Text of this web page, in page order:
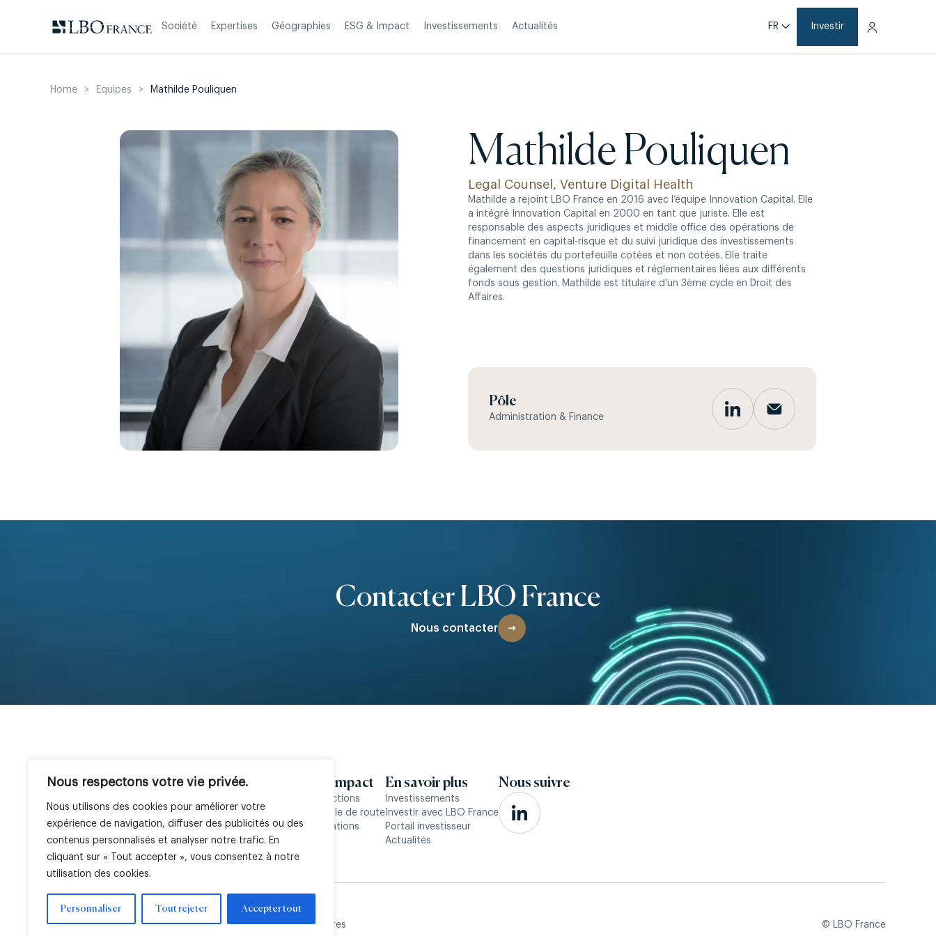
Nous respectons votre vie privée.
Nous utilisons des cookies pour améliorer votre
expérience de navigation, diffuser des publicités ou des
contenus personnalisés et analyser notre trafic. En
cliquant sur « Tout accepter », vous consentez à notre
utilisation des cookies.
Personnaliser Tout rejeter Accepter tout
Société Expertises Géographies ESG & Impact Investissements Actualités FR Investir
Home > Equipes > Mathilde Pouliquen
Mathilde Pouliquen
Legal Counsel, Venture Digital Health
Mathilde a rejoint LBO France en 2016 avec l’équipe Innovation Capital. Elle
a intégré Innovation Capital en 2000 en tant que juriste. Elle est
responsable des aspects juridiques et middle office des opérations de
financement en capital-risque et du suivi juridique des investissements
dans les sociétés du portefeuille cotées et non cotées. Elle traite
également des questions juridiques et réglementaires liées aux différents
fonds sous gestion. Mathilde est titulaire d’un 3ème cycle en Droit des
Affaires.
Pôle
Administration & Finance
Contacter LBO France
Nous contacter
Société
Équipe
Expertises
Venture
Immobilier
Gestion cotée
Géographies
Italie
Afrique
ESG & Impact
Nos convictions
Notre feuille de route
Nos réalisations
En savoir plus
Investissements
Investir avec LBO France
Portail investisseur
Actualités
Nous suivre
Mentions légalesParamètres de cookiesMentions réglementaires © LBO France